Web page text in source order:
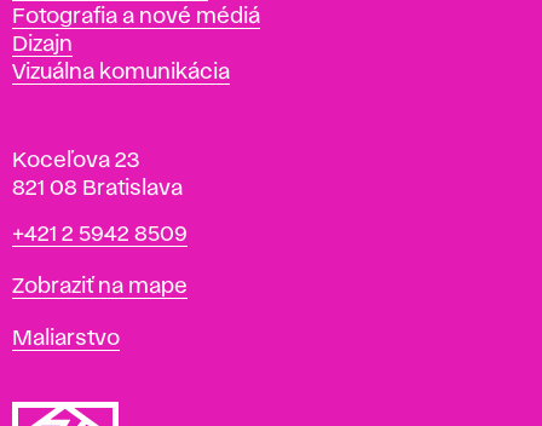
Fotografia a nové médiá
Dizajn
Vizuálna komunikácia
Koceľova 23
821 08 Bratislava
Telefón
+421 2 5942 8509
Mapa
Zobraziť na mape
Katedry
Maliarstvo